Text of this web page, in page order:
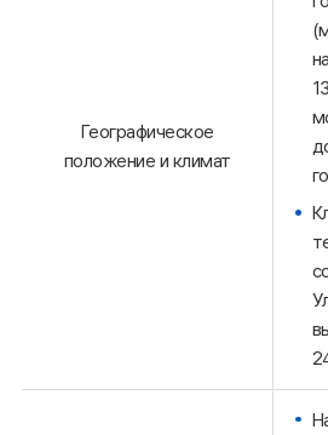
Географическое
положение и климат